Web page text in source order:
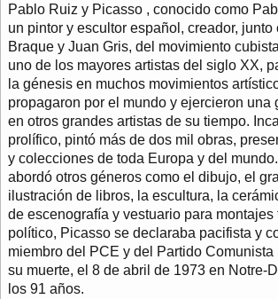
Pablo Ruiz y Picasso , conocido como
un pintor y escultor español, creador, junto
Braque y Juan Gris, del movimiento
uno de los mayores artistas del siglo XX,
la génesis en muchos movimientos
propagaron por el mundo y ejercieron una
en otros grandes artistas de su tiempo.
prolífico, pintó más de dos mil obras,
y colecciones de toda Europa y del
abordó otros géneros como el dibujo, el
ilustración de libros, la escultura, la
de escenografía y vestuario para montajes
político, Picasso se declaraba pacifista y
miembro del PCE y del Partido Comunista
su muerte, el 8 de abril de 1973 en Notre-
los 91 años.